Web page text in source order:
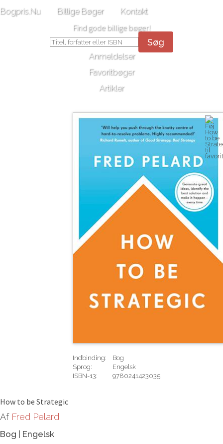
Bogpris.Nu Billige Bøger Kontakt
Find gode billige bøger!
Søg
Anmeldelser
Favoritbøger
Artikler
Indbinding:
Bog
Sprog:
Engelsk
ISBN-13:
9780241423035
How to be Strategic
Af Fred Pelard
Bog Engelsk